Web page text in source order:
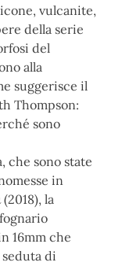
vulcanite,
della serie
del
alla
suggerisce il
Thompson:
sono
che sono state
in
(2018), la
16mm che
di